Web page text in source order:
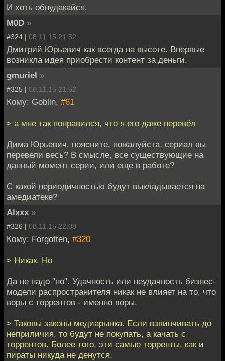
И хоть обнудакайся.
M0D »
#324 | 08.11.15 21:52
Дмитрий Юрьевич как всегда на высоте. Впервые
возникла идея приобрести контент за деньги.
gmuriel »
#325 | 08.11.15 21:52
Кому: Goblin, #61
> а мне так понравился, что я его даже перевёл
Дима Юрьевич, поясните, пожалуйста, сериал вы
перевели весь? В смысле, все существующие на
данный момент серии, или еще в работе?
С какой периодичностью будут выкладывается на
амедиатеке?
Alxxx »
#326 | 08.11.15 22:08
Кому: Forgotten, #320
> Никак. Но
Да не надо "но". Удачность или неудачность бизнес-
модели распространителя никак не влияет на то, что
воры с торрентов - именно воры.
> Таковы законы медиарынка. Если взвинчивать до
неприличия, то будут не покупать, а качать с
торрентов. Более того, эти самые торренты, как и
пираты никуда не денутся.